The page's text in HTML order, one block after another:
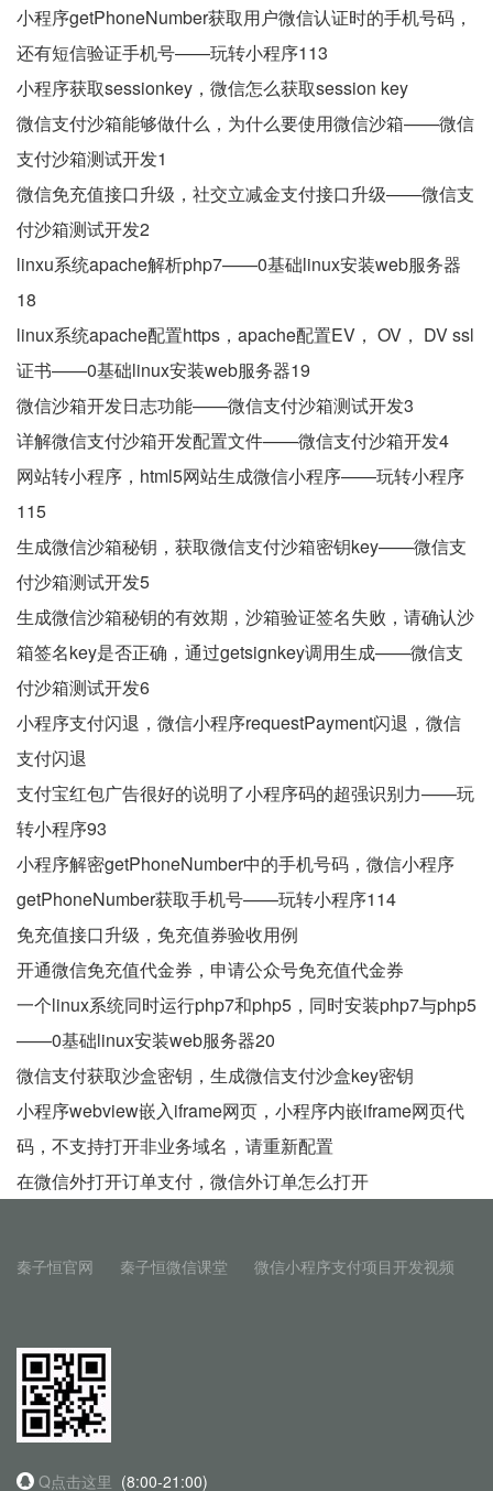
小程序getPhoneNumber获取用户微信认证时的手机号码，
还有短信验证手机号——玩转小程序113
小程序获取sessionkey，微信怎么获取session key
微信支付沙箱能够做什么，为什么要使用微信沙箱——微信
支付沙箱测试开发1
微信免充值接口升级，社交立减金支付接口升级——微信支
付沙箱测试开发2
linxu系统apache解析php7——0基础linux安装web服务器
18
linux系统apache配置https，apache配置EV， OV， DV ssl
证书——0基础linux安装web服务器19
微信沙箱开发日志功能——微信支付沙箱测试开发3
详解微信支付沙箱开发配置文件——微信支付沙箱开发4
网站转小程序，html5网站生成微信小程序——玩转小程序
115
生成微信沙箱秘钥，获取微信支付沙箱密钥key——微信支
付沙箱测试开发5
生成微信沙箱秘钥的有效期，沙箱验证签名失败，请确认沙
箱签名key是否正确，通过getsignkey调用生成——微信支
付沙箱测试开发6
小程序支付闪退，微信小程序requestPayment闪退，微信
支付闪退
支付宝红包广告很好的说明了小程序码的超强识别力——玩
转小程序93
小程序解密getPhoneNumber中的手机号码，微信小程序
getPhoneNumber获取手机号——玩转小程序114
免充值接口升级，免充值券验收用例
开通微信免充值代金券，申请公众号免充值代金券
一个linux系统同时运行php7和php5，同时安装php7与php5
——0基础linux安装web服务器20
微信支付获取沙盒密钥，生成微信支付沙盒key密钥
小程序webview嵌入iframe网页，小程序内嵌iframe网页代
码，不支持打开非业务域名，请重新配置
在微信外打开订单支付，微信外订单怎么打开
秦子恒官网 秦子恒微信课堂 微信小程序支付项目开发视频
Q点击这里 (8:00-21:00)